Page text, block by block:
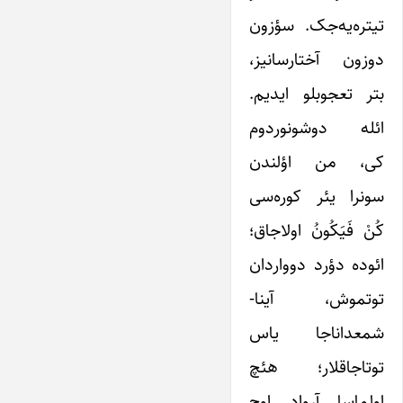
تیتره‌یه‌جک. سؤزون
دوزون آختارسانیز،
بتر تعجوبلو ایدیم.
ائله دوشونوردوم
کی، من اؤلندن
سونرا یئر کوره‌سی
کُنْ فَیَکُونُ اولاجاق؛
ائوده دؤرد دوواردان
توتموش، آینا-
شمعداناجا یاس
توتاجاقلار؛ هئچ